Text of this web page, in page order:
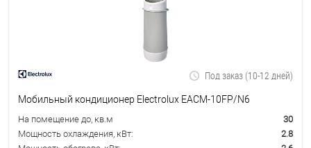
Под заказ (10-12 дней)
Мобильный кондиционер Electrolux EACM-10FP/N6
На помещение до, кв.м
30
Мощность охлаждения, кВт:
2.8